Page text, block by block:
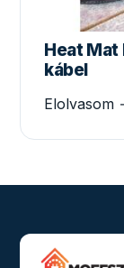
Heat Mat
kábel
Elolvasom